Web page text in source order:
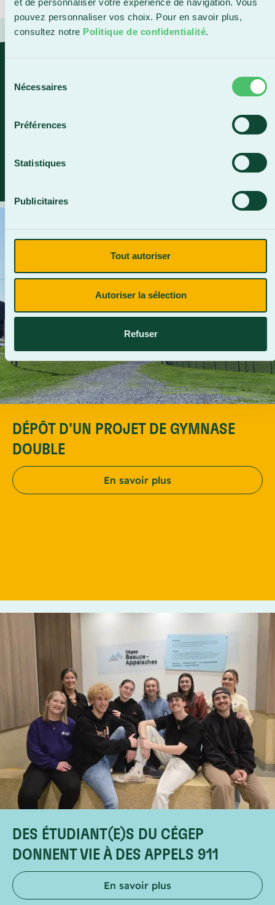
et de personnaliser votre expérience de navigation. Vous
pouvez personnaliser vos choix. Pour en savoir plus,
consultez notre Politique de confidentialité.
Nécessaires
Préférences
Statistiques
Publicitaires
Tout autoriser
Autoriser la sélection
Refuser
l’arrivée de nouveaux programmes et
exigent des investissements
Caroline Bouchard, directrice générale du Cégep
DÉPÔT D'UN PROJET DE GYMNASE
DOUBLE
En savoir plus
DES ÉTUDIANT(E)S DU CÉGEP
DONNENT VIE À DES APPELS 911
En savoir plus